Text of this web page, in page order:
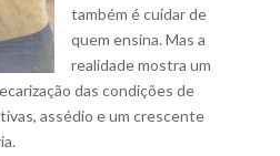
também é cuidar de
quem ensina. Mas a
realidade mostra um
das condições de
assédio e um crescente